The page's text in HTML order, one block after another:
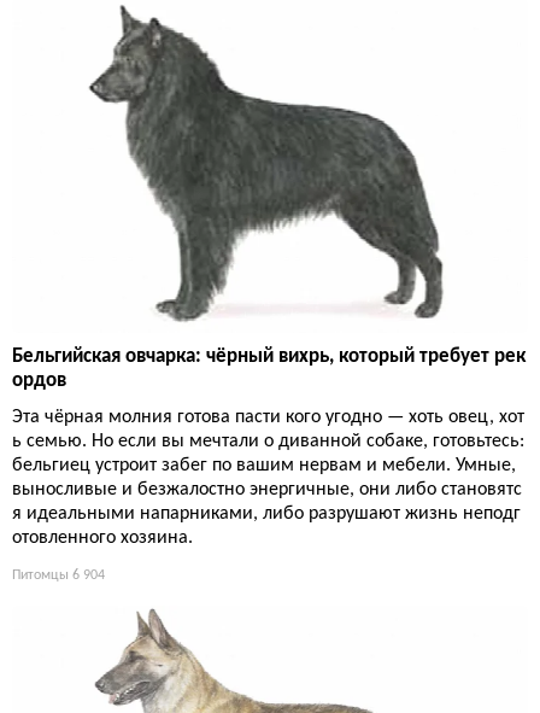
Бельгийская овчарка: чёрный вихрь, который требует рек
ордов
Эта чёрная молния готова пасти кого угодно — хоть овец, хот
ь семью. Но если вы мечтали о диванной собаке, готовьтесь:
бельгиец устроит забег по вашим нервам и мебели. Умные,
выносливые и безжалостно энергичные, они либо становятс
я идеальными напарниками, либо разрушают жизнь неподг
отовленного хозяина.
Питомцы 6 904